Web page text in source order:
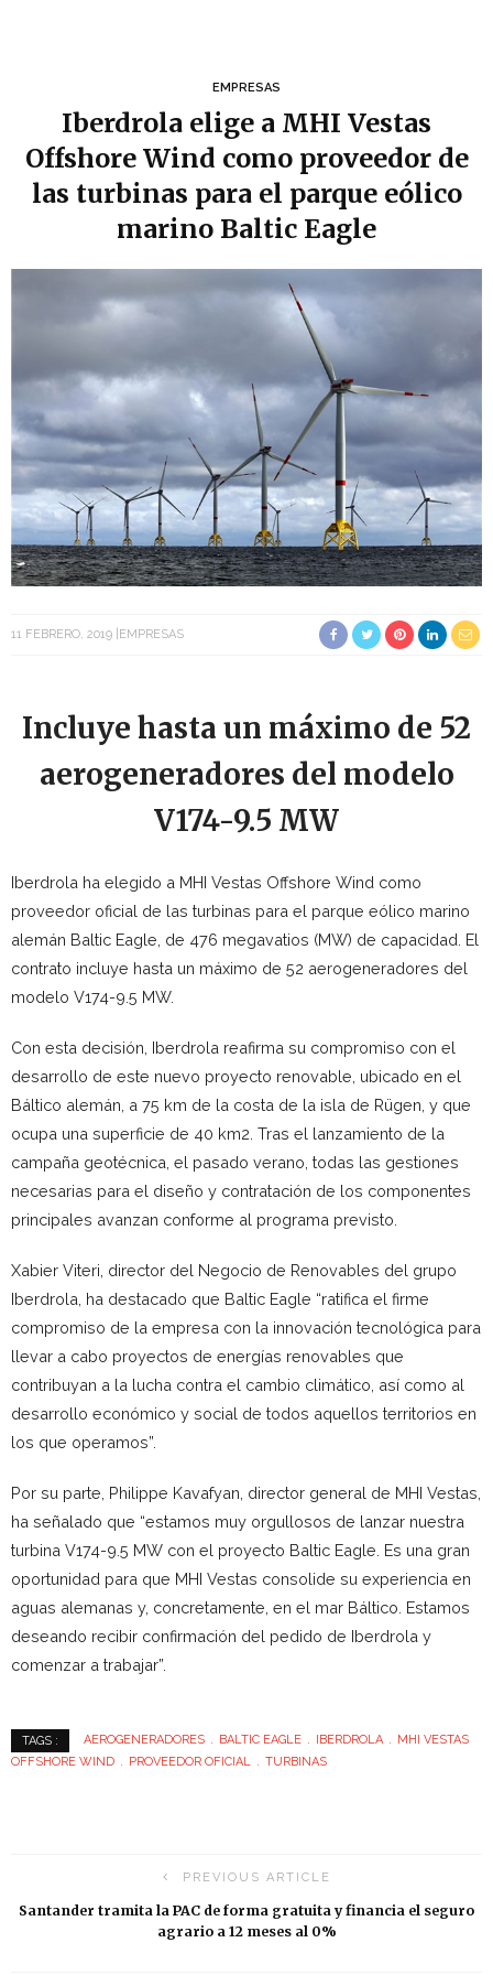
EMPRESAS
Iberdrola elige a MHI Vestas
Offshore Wind como proveedor de
las turbinas para el parque eólico
marino Baltic Eagle
11 FEBRERO, 2019 EMPRESAS
Incluye hasta un máximo de 52
aerogeneradores del modelo
V174-9.5 MW
Iberdrola ha elegido a MHI Vestas Offshore Wind como
proveedor oficial de las turbinas para el parque eólico marino
alemán Baltic Eagle, de 476 megavatios (MW) de capacidad. El
contrato incluye hasta un máximo de 52 aerogeneradores del
modelo V174-9.5 MW.
Con esta decisión, Iberdrola reafirma su compromiso con el
desarrollo de este nuevo proyecto renovable, ubicado en el
Báltico alemán, a 75 km de la costa de la isla de Rügen, y que
ocupa una superficie de 40 km2. Tras el lanzamiento de la
campaña geotécnica, el pasado verano, todas las gestiones
necesarias para el diseño y contratación de los componentes
principales avanzan conforme al programa previsto.
Xabier Viteri, director del Negocio de Renovables del grupo
Iberdrola, ha destacado que Baltic Eagle “ratifica el firme
compromiso de la empresa con la innovación tecnológica para
llevar a cabo proyectos de energías renovables que
contribuyan a la lucha contra el cambio climático, así como al
desarrollo económico y social de todos aquellos territorios en
los que operamos”.
Por su parte, Philippe Kavafyan, director general de MHI Vestas,
ha señalado que “estamos muy orgullosos de lanzar nuestra
turbina V174-9.5 MW con el proyecto Baltic Eagle. Es una gran
oportunidad para que MHI Vestas consolide su experiencia en
aguas alemanas y, concretamente, en el mar Báltico. Estamos
deseando recibir confirmación del pedido de Iberdrola y
comenzar a trabajar”.
TAGS : AEROGENERADORES BALTIC EAGLE IBERDROLA
MHI VESTAS
OFFSHORE WIND
PROVEEDOR OFICIAL TURBINAS
PREVIOUS ARTICLE
Santander tramita la PAC de forma gratuita y financia el seguro
agrario a 12 meses al 0%